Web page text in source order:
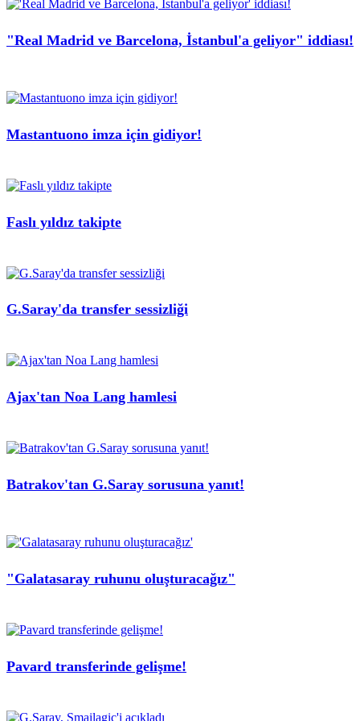
"Real Madrid ve Barcelona, İstanbul'a geliyor" iddiası!
Mastantuono imza için gidiyor!
Faslı yıldız takipte
G.Saray'da transfer sessizliği
Ajax'tan Noa Lang hamlesi
Batrakov'tan G.Saray sorusuna yanıt!
"Galatasaray ruhunu oluşturacağız"
Pavard transferinde gelişme!